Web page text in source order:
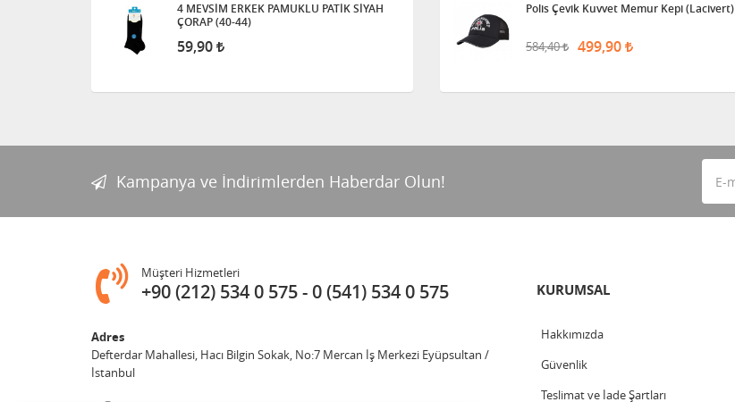
4 MEVSİM ERKEK PAMUKLU PATİK SİYAH
ÇORAP (40-44)
59,90
Polis Çevik Kuvvet Memur Kepi (Lacivert)
584,40 499,90
Kampanya ve İndirimlerden Haberdar Olun!
Müşteri Hizmetleri
+90 (212) 534 0 575 0 (541) 534 0 575
Adres
Defterdar Mahallesi, Hacı Bilgin Sokak, No:7 Mercan İş Merkezi Eyüpsultan /
İstanbul
KURUMSAL
Hakkımızda
Güvenlik
Teslimat ve İade Şartları